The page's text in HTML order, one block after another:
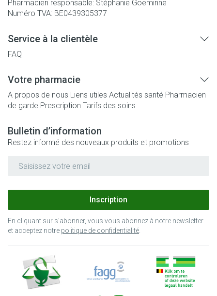
Pharmacien responsable: Stéphanie Goeminne
Numéro TVA: BE0439305377
Service à la clientèle
FAQ
Votre pharmacie
A propos de nous Liens utiles Actualités santé Pharmacien
de garde Prescription Tarifs des soins
Bulletin d’information
Restez informé des nouveaux produits et promotions
Inscription
En cliquant sur s'abonner, vous vous abonnez à notre newsletter
et acceptez notre politique de confidentialité